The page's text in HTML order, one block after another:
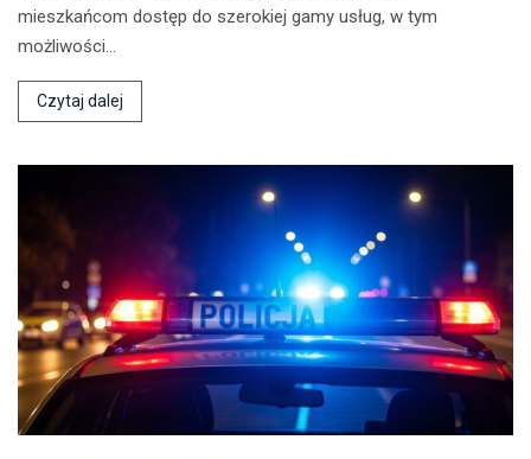
mieszkańcom dostęp do szerokiej gamy usług, w tym
możliwości…
Czytaj dalej